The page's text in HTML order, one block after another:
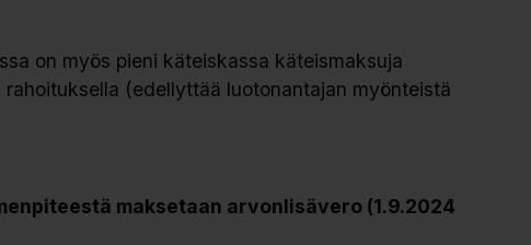
on myös pieni käteiskassa käteismaksuja
(edellyttää luotonantajan myönteistä
maksetaan arvonlisävero (1.9.2024